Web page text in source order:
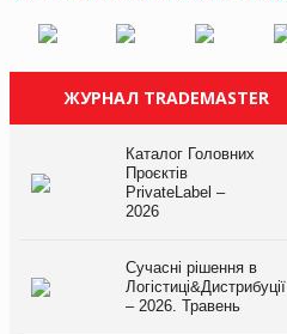
ЖУРНАЛ TRADEMASTER
Каталог Головних
Проєктів
PrivateLabel –
2026
Сучасні рішення в
Логістиці&Дистрибуції
– 2026. Травень